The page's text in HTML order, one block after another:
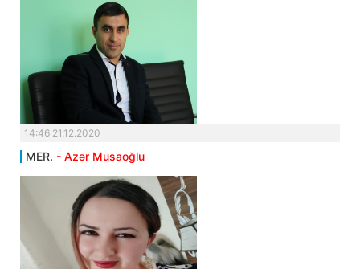
14:46 21.12.2020
MER. - Azər Musaoğlu